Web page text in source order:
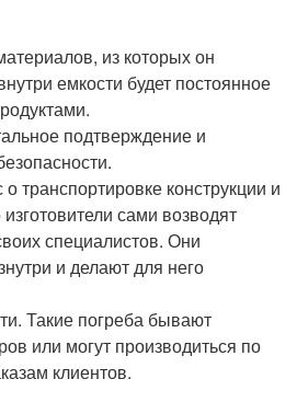
из которых он
емкости будет постоянное
подтверждение и
транспортировке конструкции и
сами возводят
специалистов. Они
и делают для него
Такие погреба бывают
или могут производиться по
клиентов.